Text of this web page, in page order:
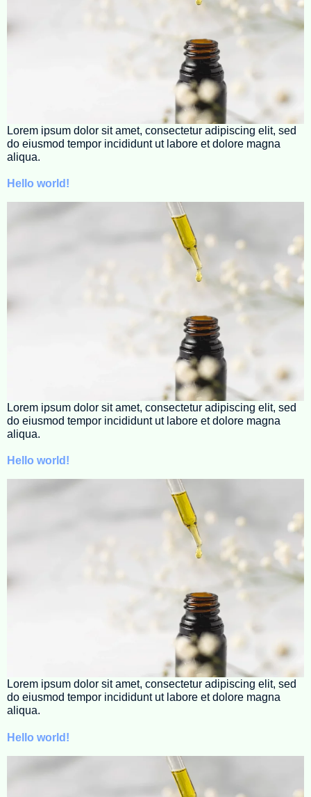
Lorem ipsum dolor sit amet, consectetur adipiscing elit, sed
do eiusmod tempor incididunt ut labore et dolore magna
aliqua.
Hello world!
Lorem ipsum dolor sit amet, consectetur adipiscing elit, sed
do eiusmod tempor incididunt ut labore et dolore magna
aliqua.
Hello world!
Lorem ipsum dolor sit amet, consectetur adipiscing elit, sed
do eiusmod tempor incididunt ut labore et dolore magna
aliqua.
Hello world!